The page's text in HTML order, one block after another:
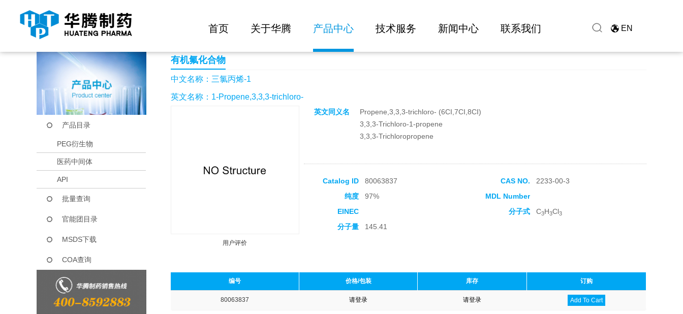
首页 关于华腾 产品中心 技术服务 新闻中心 联系我们 EN
当前位置： 首页 产品中心
产品目录
PEG衍生物
医药中间体
API
批量查询
官能团目录
MSDS下载
COA查询
有机氟化合物
中文名称：三氯丙烯-1
英文名称：1-Propene,3,3,3-trichloro-
用户评价
英文同义名
Propene,3,3,3-trichloro- (6CI,7CI,8CI)
3,3,3-Trichloro-1-propene
3,3,3-Trichloropropene
Catalog ID 80063837 CAS NO.
2233-00-3
纯度
97%
MDL Number
EINEC
分子式 C3H3Cl3
分子量 145.41
编号 价格/包装 库存 订购
80063837 请登录 请登录 Add To Cart